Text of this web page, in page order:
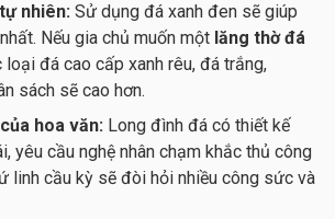
nhiên: Sử dụng đá xanh đen sẽ giúp
Nếu gia chủ muốn một lăng thờ đá
loại đá cao cấp xanh rêu, đá trắng,
sách sẽ cao hơn.
hoa văn: Long đình đá có thiết kế
yêu cầu nghệ nhân chạm khắc thủ công
linh cầu kỳ sẽ đòi hỏi nhiều công sức và